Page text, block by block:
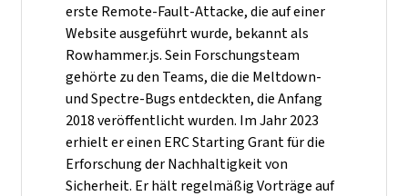
erste Remote-Fault-Attacke, die auf einer
Website ausgeführt wurde, bekannt als
Rowhammer.js. Sein Forschungsteam
gehörte zu den Teams, die die Meltdown-
und Spectre-Bugs entdeckten, die Anfang
2018 veröffentlicht wurden. Im Jahr 2023
erhielt er einen ERC Starting Grant für die
Erforschung der Nachhaltigkeit von
Sicherheit. Er hält regelmäßig Vorträge auf